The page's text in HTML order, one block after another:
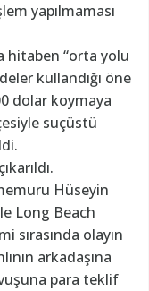
yapılmaması
hitaben “orta yolu
kullandığı öne
dolar koymaya
suçüstü
Hüseyin
Long Beach
sırasında olayın
arkadaşına
para teklif